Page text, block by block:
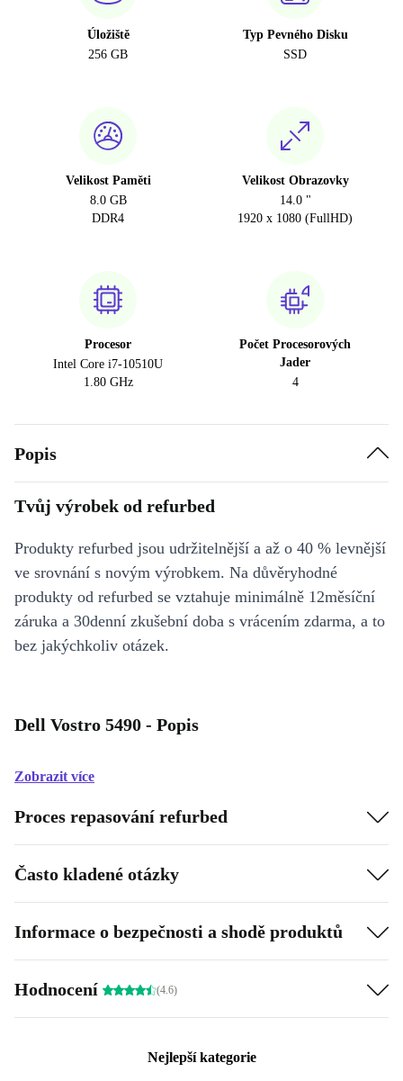
Úložiště
256 GB
Typ Pevného Disku
SSD
Velikost Paměti
8.0 GB
DDR4
Velikost Obrazovky
14.0 "
1920 x 1080 (FullHD)
Procesor
Intel Core i7-10510U
1.80 GHz
Počet Procesorových
Jader
4
Popis
Tvůj výrobek od refurbed
Produkty refurbed jsou udržitelnější a až o 40 % levnější
ve srovnání s novým výrobkem. Na důvěryhodné
produkty od refurbed se vztahuje minimálně 12měsíční
záruka a 30denní zkušební doba s vrácením zdarma, a to
bez jakýchkoliv otázek.
Dell Vostro 5490 - Popis
Zobrazit více
Proces repasování refurbed
Často kladené otázky
Informace o bezpečnosti a shodě produktů
Hodnocení (4.6)
Nejlepší kategorie